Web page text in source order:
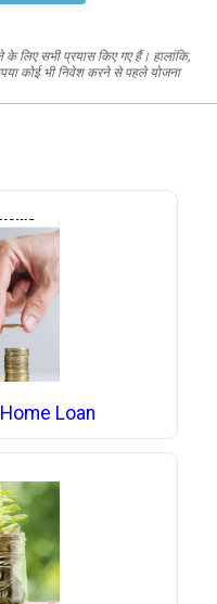
लिए सभी प्रयास किए गए हैं। हालांकि,
कोई भी निवेश करने से पहले योजना
Loan